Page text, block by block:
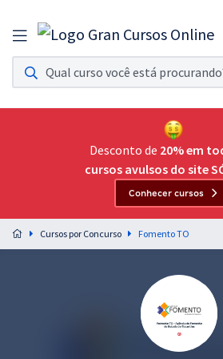
Assinatura Ilimitada 11
Acesso a todos os cursos. Teste grátis por 7 dias!
Assinatura OAB Até Passar
Acesso ilimitado a toda preparação para o Exame
Preparação completa e intensiva para as
residências em saúde do Brasil
Desconto de 20% em
cursos avulsos do site
Conhecer cursos
Cursos por Concurso Fomento TO